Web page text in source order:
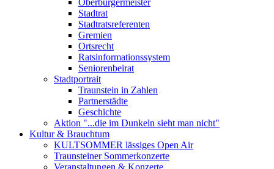
Oberbürgermeister
Stadtrat
Stadtratsreferenten
Gremien
Ortsrecht
Ratsinformationssystem
Seniorenbeirat
Stadtportrait
Traunstein in Zahlen
Partnerstädte
Geschichte
Aktion "...die im Dunkeln sieht man nicht"
Kultur & Brauchtum
KULTSOMMER lässiges Open Air
Traunsteiner Sommerkonzerte
Veranstaltungen & Konzerte